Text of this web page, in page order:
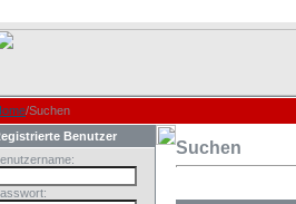
/Suchen
Benutzer
Suchen